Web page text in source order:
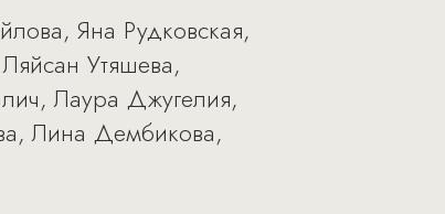
Яна Рудковская,
Утяшева,
Лаура Джугелия,
Лина Дембикова,